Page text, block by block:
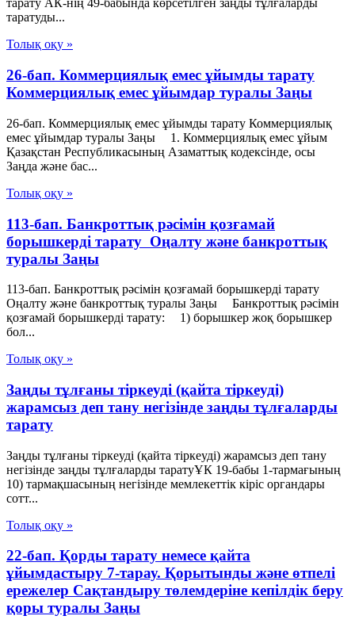
тарату АК-нің 49-бабында көрсетілген заңды тұлғаларды
таратуды...
Толық оқу »
26-бап. Коммерциялық емес ұйымды тарату
Коммерциялық емес ұйымдар туралы Заңы
26-бап. Коммерциялық емес ұйымды тарату Коммерциялық
емес ұйымдар туралы Заңы 1. Коммерциялық емес ұйым
Қазақстан Республикасының Азаматтық кодексiнде, осы
Заңда және бас...
Толық оқу »
113-бап. Банкроттық рәсімін қозғамай
борышкерді тарату Оңалту және банкроттық
туралы Заңы
113-бап. Банкроттық рәсімін қозғамай борышкерді тарату
Оңалту және банкроттық туралы Заңы Банкроттық рәсімін
қозғамай борышкерді тарату: 1) борышкер жоқ борышкер
бол...
Толық оқу »
Заңды тұлғаны тіркеуді (қайта тіркеуді)
жарамсыз деп тану негізінде заңды тұлғаларды
тарату
Заңды тұлғаны тіркеуді (қайта тіркеуді) жарамсыз деп тану
негізінде заңды тұлғаларды таратуҰК 19-бабы 1-тармағының
10) тармақшасының негізінде мемлекеттік кіріс органдары
сотт...
Толық оқу »
22-бап. Қорды тарату немесе қайта
ұйымдастыру 7-тарау. Қорытынды және өтпелі
ережелер Сақтандыру төлемдеріне кепілдік беру
қоры туралы Заңы